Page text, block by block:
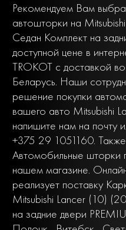
Рекомендуем Вам
автошторки на
Седан Комплект на
доступной цене в
TROKOT с доставкой
Беларусь. Наши
решение покупки
вашего авто Mitsubishi
напишите нам на почту
+375 29 1051160.
Автомобильные шторки
нашем магазине.
реализует поставку
Mitsubishi Lancer (10)
на задние двери